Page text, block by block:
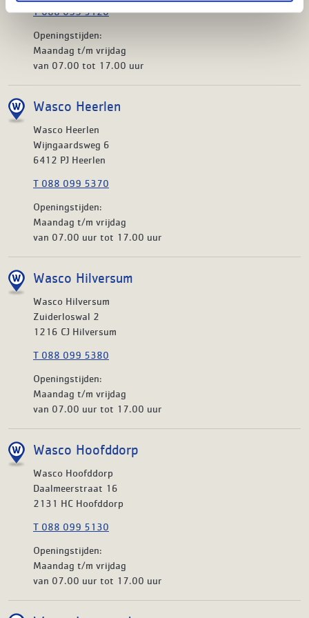
T 088 099 5120
Openingstijden:
Maandag t/m vrijdag
van 07.00 tot 17.00 uur
Wasco Heerlen
Wasco Heerlen
Wijngaardsweg 6
6412 PJ Heerlen
T 088 099 5370
Openingstijden:
Maandag t/m vrijdag
van 07.00 uur tot 17.00 uur
Wasco Hilversum
Wasco Hilversum
Zuiderloswal 2
1216 CJ Hilversum
T 088 099 5380
Openingstijden:
Maandag t/m vrijdag
van 07.00 uur tot 17.00 uur
Wasco Hoofddorp
Wasco Hoofddorp
Daalmeerstraat 16
2131 HC Hoofddorp
T 088 099 5130
Openingstijden:
Maandag t/m vrijdag
van 07.00 uur tot 17.00 uur